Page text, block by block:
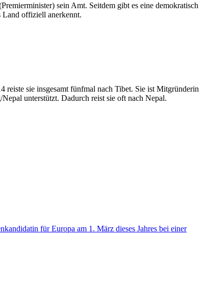
sein Amt. Seitdem gibt es eine demokratisch
Land offiziell anerkennt.
sie insgesamt fünfmal nach Tibet. Sie ist Mitgründerin
unterstützt. Dadurch reist sie oft nach Nepal.